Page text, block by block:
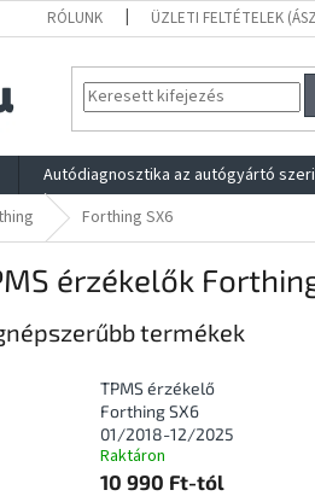
RÓLUNK ÜZLETI FELTÉTELEK
Autódiagnosztika az autógyártó
Forthing SX6
érzékelők
termékek
TPMS érzékelő
Forthing SX6
01/2018-12/2025
Raktáron
10 990 Ft-tól